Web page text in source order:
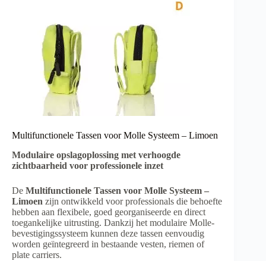
Multifunctionele Tassen voor Molle Systeem – Limoen
Modulaire opslagoplossing met verhoogde
zichtbaarheid voor professionele inzet
De Multifunctionele Tassen voor Molle Systeem –
Limoen zijn ontwikkeld voor professionals die behoefte
hebben aan flexibele, goed georganiseerde en direct
toegankelijke uitrusting. Dankzij het modulaire Molle-
bevestigingssysteem kunnen deze tassen eenvoudig
worden geïntegreerd in bestaande vesten, riemen of
plate carriers.